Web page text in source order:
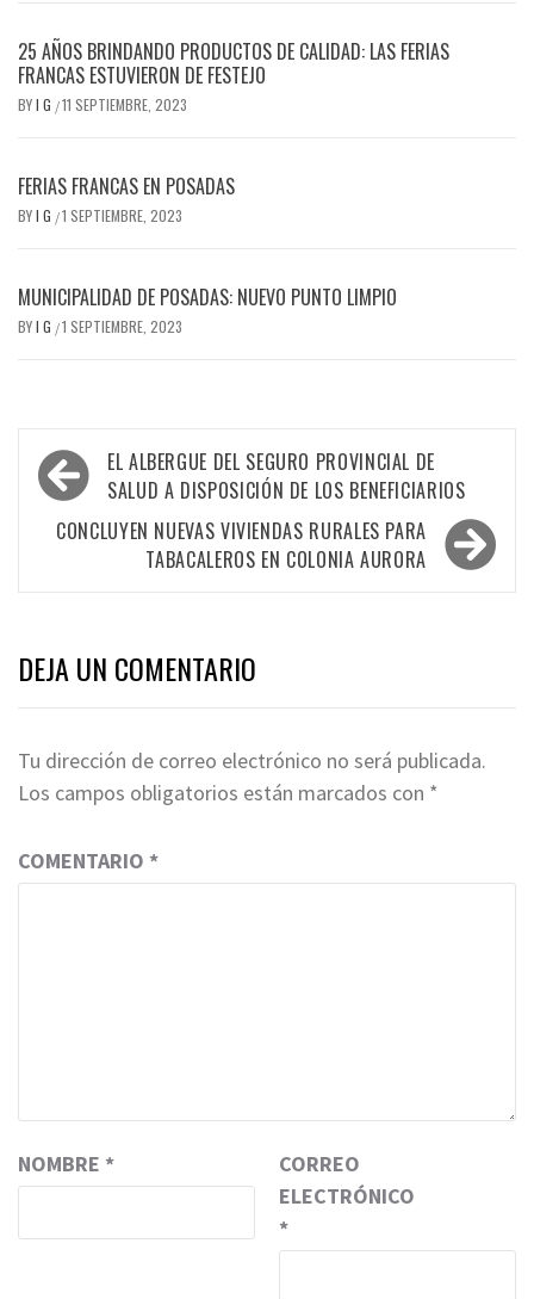
25 AÑOS BRINDANDO PRODUCTOS DE CALIDAD: LAS FERIAS
FRANCAS ESTUVIERON DE FESTEJO
BYI G /11 SEPTIEMBRE, 2023
FERIAS FRANCAS EN POSADAS
BYI G /1 SEPTIEMBRE, 2023
MUNICIPALIDAD DE POSADAS: NUEVO PUNTO LIMPIO
BYI G /1 SEPTIEMBRE, 2023
Navegación
de
entradas
EL ALBERGUE DEL SEGURO PROVINCIAL DE
SALUD A DISPOSICIÓN DE LOS BENEFICIARIOS
CONCLUYEN NUEVAS VIVIENDAS RURALES PARA
TABACALEROS EN COLONIA AURORA
DEJA UN COMENTARIO
Tu dirección de correo electrónico no será publicada.
Los campos obligatorios están marcados con *
COMENTARIO *
NOMBRE *
CORREO
ELECTRÓNICO
*